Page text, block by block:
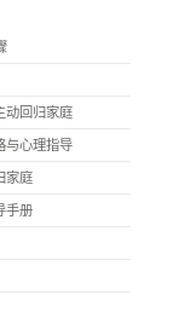
动回归家庭
与心理指导
家庭
手册